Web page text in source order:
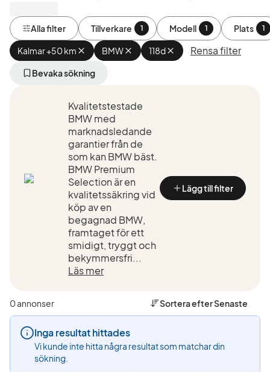
Alla filter Tillverkare 1 Modell 1 Plats 1
Kalmar +50 km Ta
bort
aktivt
+50
km
(Plats)
BMW Ta
bort
(Tillverkare)
118d Ta
bort
Rensa filter
Bevaka sökning
Kvalitetstestade
BMW med
marknadsledande
garantier från de
som kan BMW bäst.
BMW Premium
Selection är en
kvalitetssäkring vid
köp av en
begagnad BMW,
framtaget för ett
smidigt, tryggt och
bekymmersfri...
Läs mer
Lägg till filter
0 annonser Sortera efterSenaste
Inga resultat hittades
Vi kunde inte hitta några resultat som matchar din
sökning.